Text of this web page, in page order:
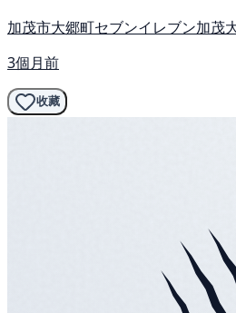
加茂市大郷町セブンイレブン加茂
3個月前
收藏